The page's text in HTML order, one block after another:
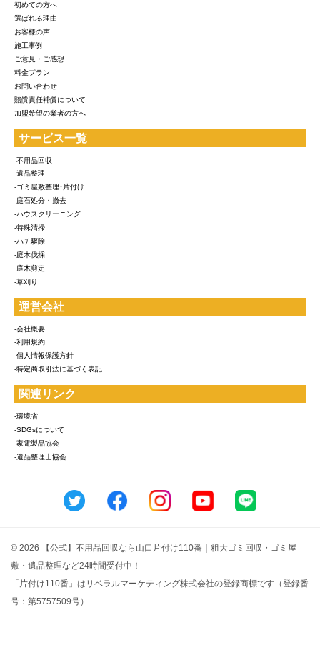
初めての方へ
選ばれる理由
お客様の声
施工事例
ご意見・ご感想
料金プラン
お問い合わせ
賠償責任補償について
加盟希望の業者の方へ
サービス一覧
-不用品回収
-遺品整理
-ゴミ屋敷整理･片付け
-庭石処分・撤去
-ハウスクリーニング
-特殊清掃
-ハチ駆除
-庭木伐採
-庭木剪定
-草刈り
運営会社
-会社概要
-利用規約
-個人情報保護方針
-特定商取引法に基づく表記
関連リンク
-環境省
-SDGsについて
-家電製品協会
-遺品整理士協会
© 2026 【公式】不用品回収なら山口片付け110番｜粗大ゴミ回収・ゴミ屋
敷・遺品整理など24時間受付中！
「片付け110番」はリベラルマーケティング株式会社の登録商標です（登録番
号：第5757509号）